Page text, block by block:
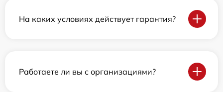
На каких условиях действует гарантия?
Работаете ли вы с организациями?